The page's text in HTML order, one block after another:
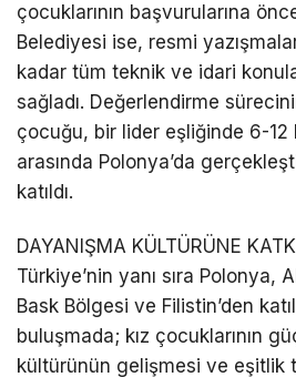
çocuklarının başvurularına
Belediyesi ise, resmi
kadar tüm teknik ve idari
sağladı. Değerlendirme
çocuğu, bir lider eşliğinde 6-12
arasında Polonya’da
katıldı.
DAYANIŞMA KÜLTÜRÜNE KATKI
Türkiye’nin yanı sıra Polonya,
Bask Bölgesi ve Filistin’den
buluşmada; kız çocuklarının
kültürünün gelişmesi ve eşitlik